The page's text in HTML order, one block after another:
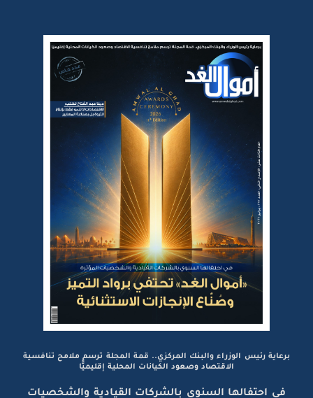
برعاية رئيس الوزراء والبنك المركزي.. قمة المجلة ترسم ملامح تنافسية
الاقتصاد وصعود الكيانات المحلية إقليميًّا
في احتفالها السنوي بالشركات القيادية والشخصيات